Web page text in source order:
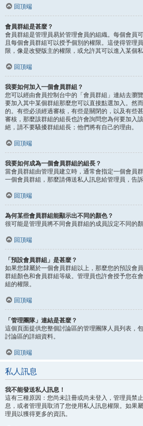
回頂端
會員群組是甚麼？
會員群組是管理員易於管理會員的組織。每個會員
且每個會員群組可以授予個別的權限。這使得管理
限，像是改變版主的權限，或允許其可以進入某個私
回頂端
我要如何加入一個會員群組？
您可以經由會員控制台中的「會員群組」連結去瀏
要加入其中某個群組那麼您可以直接點選加入。然
的。有些必須經過審核，有些是關閉的，以及有些
審核，那麼該群組的組長也許會詢問您為何要加入
絕，請不要騷擾群組組長；他們將有自己的理由。
回頂端
我要如何成為一個會員群組的組長？
當會員群組由管理員建立時，通常會指定一個會員
一個會員群組，那麼請傳送私人訊息給管理員，告訴
回頂端
為何某些會員群組能顯示出不同的顏色？
很可能是管理員將不同會員群組的成員設定不同的
回頂端
「預設會員群組」是甚麼？
如果您隸屬於一個會員群組以上，那麼您的預設會
群組顏色和會員群組等級。管理員也許會授予您在
組的權限。
回頂端
「管理團隊」連結是甚麼？
這個頁面提供您整個討論區的管理團隊人員列表，
討論區的詳細資料。
回頂端
私人訊息
我不能發送私人訊息！
這有三種原因：您尚未註冊或尚未登入，管理員禁
息，或者管理員取消了您使用私人訊息權限。如果
理員以獲得更多的資訊。